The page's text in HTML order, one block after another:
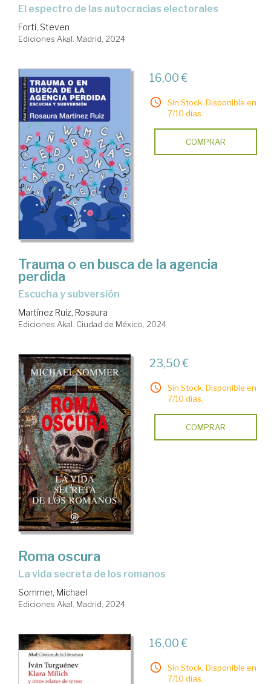
El espectro de las autocracias electorales
Forti, Steven
Ediciones Akal. Madrid, 2024
16,00 €
Sin Stock. Disponible en
7/10 días.
COMPRAR
Trauma o en busca de la agencia
perdida
escucha y subversión
Martínez Ruiz, Rosaura
Ediciones Akal. Ciudad de México, 2024
23,50 €
Sin Stock. Disponible en
7/10 días.
COMPRAR
Roma oscura
la vida secreta de los romanos
Sommer, Michael
Ediciones Akal. Madrid, 2024
16,00 €
Sin Stock. Disponible en
7/10 días.